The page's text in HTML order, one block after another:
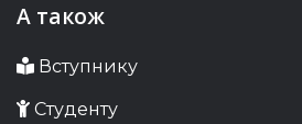
А також
Вступнику
Студенту